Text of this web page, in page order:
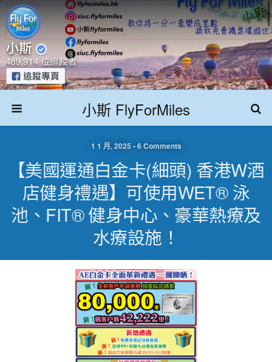
小斯 FlyForMiles
1 1 月, 2025 • 6 Comments
【美國運通白金卡(細頭) 香港W酒
店健身禮遇】可使用WET® 泳
池、FIT® 健身中心、豪華熱療及
水療設施！